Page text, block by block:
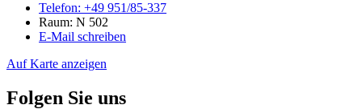
Telefon: +49 951/85-337
Raum: N 502
E-Mail schreiben
Auf Karte anzeigen
Folgen Sie uns